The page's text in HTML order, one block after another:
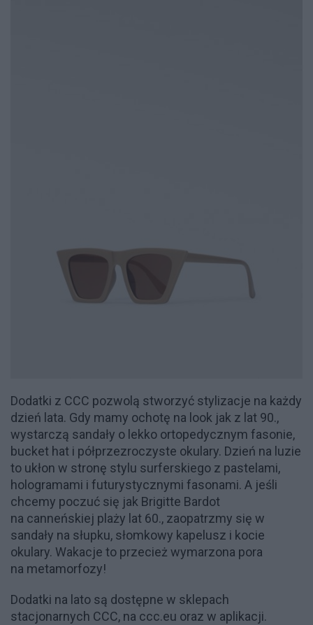
Dodatki z CCC pozwolą stworzyć stylizacje na każdy
dzień lata. Gdy mamy ochotę na look jak z lat 90.,
wystarczą sandały o lekko ortopedycznym fasonie,
bucket hat i półprzezroczyste okulary. Dzień na luzie
to ukłon w stronę stylu surferskiego z pastelami,
hologramami i futurystycznymi fasonami. A jeśli
chcemy poczuć się jak Brigitte Bardot
na canneńskiej plaży lat 60., zaopatrzmy się w
sandały na słupku, słomkowy kapelusz i kocie
okulary. Wakacje to przecież wymarzona pora
na metamorfozy!
Dodatki na lato są dostępne w sklepach
stacjonarnych CCC, na ccc.eu oraz w aplikacji.